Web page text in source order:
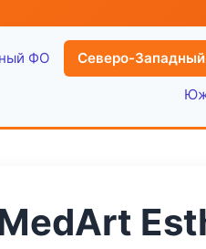
ФО Северо-